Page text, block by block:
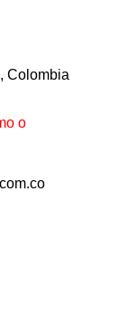
Colombia
o